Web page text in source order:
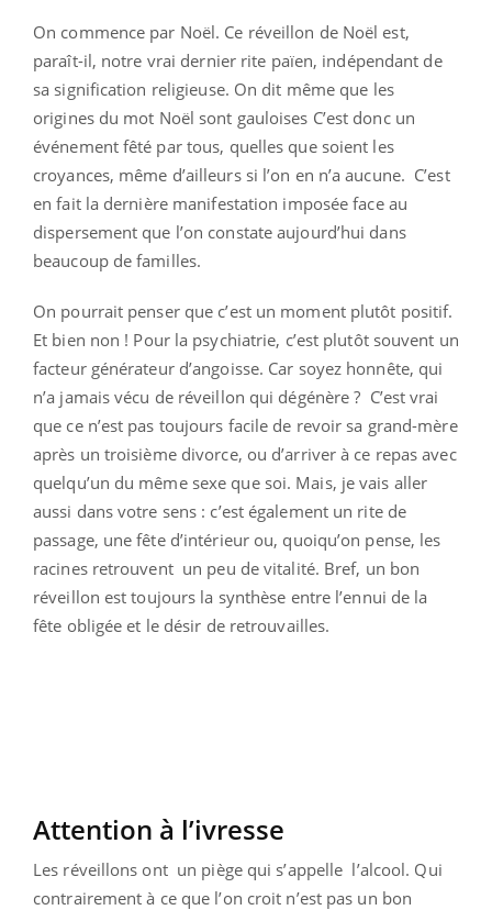
On commence par Noël. Ce réveillon de Noël est,
paraît-il, notre vrai dernier rite païen, indépendant de
sa signification religieuse. On dit même que les
origines du mot Noël sont gauloises C’est donc un
événement fêté par tous, quelles que soient les
croyances, même d’ailleurs si l’on en n’a aucune. C’est
en fait la dernière manifestation imposée face au
dispersement que l’on constate aujourd’hui dans
beaucoup de familles.
On pourrait penser que c’est un moment plutôt positif.
Et bien non ! Pour la psychiatrie, c’est plutôt souvent un
facteur générateur d’angoisse. Car soyez honnête, qui
n’a jamais vécu de réveillon qui dégénère ? C’est vrai
que ce n’est pas toujours facile de revoir sa grand-mère
après un troisième divorce, ou d’arriver à ce repas avec
quelqu’un du même sexe que soi. Mais, je vais aller
aussi dans votre sens : c’est également un rite de
passage, une fête d’intérieur ou, quoiqu’on pense, les
racines retrouvent un peu de vitalité. Bref, un bon
réveillon est toujours la synthèse entre l’ennui de la
fête obligée et le désir de retrouvailles.
Attention à l’ivresse
Les réveillons ont un piège qui s’appelle l’alcool. Qui
contrairement à ce que l’on croit n’est pas un bon